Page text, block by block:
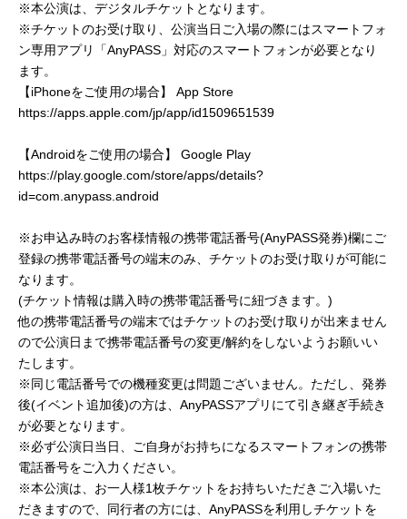
※本公演は、デジタルチケットとなります。
※チケットのお受け取り、公演当日ご入場の際にはスマートフォ
ン専用アプリ「AnyPASS」対応のスマートフォンが必要となり
ます。
【iPhoneをご使用の場合】 App Store
https://apps.apple.com/jp/app/id1509651539
【Androidをご使用の場合】 Google Play
https://play.google.com/store/apps/details?
id=com.anypass.android
※お申込み時のお客様情報の携帯電話番号(AnyPASS発券)欄にご
登録の携帯電話番号の端末のみ、チケットのお受け取りが可能に
なります。
(チケット情報は購入時の携帯電話番号に紐づきます。)
他の携帯電話番号の端末ではチケットのお受け取りが出来ません
ので公演日まで携帯電話番号の変更/解約をしないようお願いい
たします。
※同じ電話番号での機種変更は問題ございません。ただし、発券
後(イベント追加後)の方は、AnyPASSアプリにて引き継ぎ手続き
が必要となります。
※必ず公演日当日、ご自身がお持ちになるスマートフォンの携帯
電話番号をご入力ください。
※本公演は、お一人様1枚チケットをお持ちいただきご入場いた
だきますので、同行者の方には、AnyPASSを利用しチケットを